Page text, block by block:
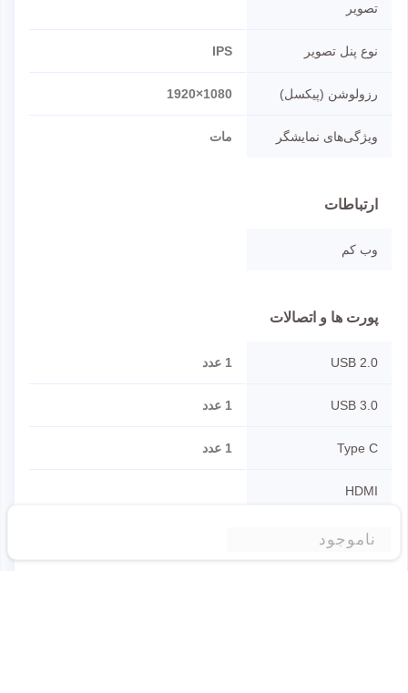
ناموجود
تصویر
نوع پنل تصویر IPS
رزولوشن (پیکسل) 1080×1920
ویژگی‌های نمایشگر مات
ارتباطات
وب کم
پورت ها و اتصالات
USB 2.0 1 عدد
USB 3.0 1 عدد
Type C 1 عدد
HDMI
جک 3.5 میلی‌متری